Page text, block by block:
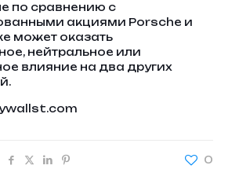
по сравнению с
акциями Porsche и
может оказать
нейтральное или
влияние на два других
0